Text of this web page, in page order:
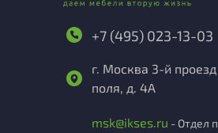
+7 (495) 023-13-03
г. Москва 3-й
поля, д. 4А
msk@ikses.ru - Отдел